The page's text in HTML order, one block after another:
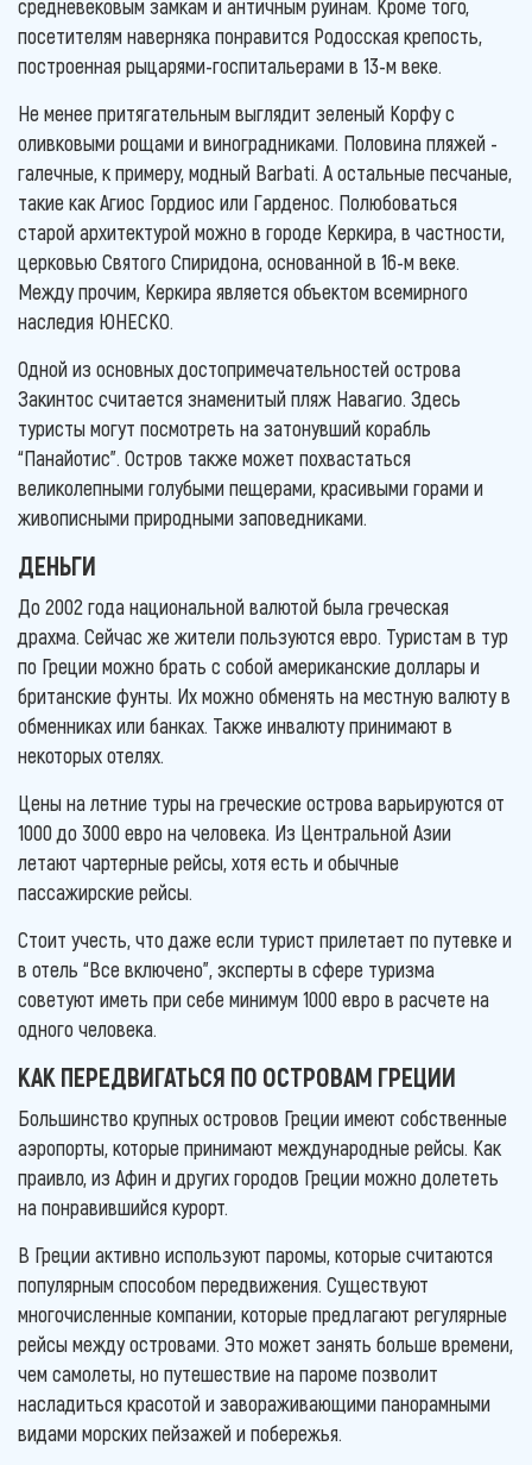
средневековым замкам и античным руинам. Кроме того,
посетителям наверняка понравится Родосская крепость,
построенная рыцарями-госпитальерами в 13-м веке.
Не менее притягательным выглядит зеленый Корфу с
оливковыми рощами и виноградниками. Половина пляжей -
галечные, к примеру, модный Barbati. А остальные песчаные,
такие как Агиос Гордиос или Гарденос. Полюбоваться
старой архитектурой можно в городе Керкира, в частности,
церковью Святого Спиридона, основанной в 16-м веке.
Между прочим, Керкира является объектом всемирного
наследия ЮНЕСКО.
Одной из основных достопримечательностей острова
Закинтос считается знаменитый пляж Навагио. Здесь
туристы могут посмотреть на затонувший корабль
“Панайотис”. Остров также может похвастаться
великолепными голубыми пещерами, красивыми горами и
живописными природными заповедниками.
ДЕНЬГИ
До 2002 года национальной валютой была греческая
драхма. Сейчас же жители пользуются евро. Туристам в тур
по Греции можно брать с собой американские доллары и
британские фунты. Их можно обменять на местную валюту в
обменниках или банках. Также инвалюту принимают в
некоторых отелях.
Цены на летние туры на греческие острова варьируются от
1000 до 3000 евро на человека. Из Центральной Азии
летают чартерные рейсы, хотя есть и обычные
пассажирские рейсы.
Стоит учесть, что даже если турист прилетает по путевке и
в отель “Все включено”, эксперты в сфере туризма
советуют иметь при себе минимум 1000 евро в расчете на
одного человека.
КАК ПЕРЕДВИГАТЬСЯ ПО ОСТРОВАМ ГРЕЦИИ
Большинство крупных островов Греции имеют собственные
аэропорты, которые принимают международные рейсы. Как
праивло, из Афин и других городов Греции можно долететь
на понравившийся курорт.
В Греции активно используют паромы, которые считаются
популярным способом передвижения. Существуют
многочисленные компании, которые предлагают регулярные
рейсы между островами. Это может занять больше времени,
чем самолеты, но путешествие на пароме позволит
насладиться красотой и завораживающими панорамными
видами морских пейзажей и побережья.